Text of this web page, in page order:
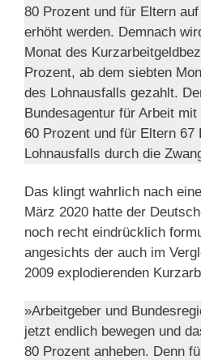
80 Prozent und für Eltern
erhöht werden. Demnach
Monat des
Prozent, ab dem siebten
des Lohnausfalls gezahlt.
Bundesagentur für Arbeit
60 Prozent und für Eltern 67
Lohnausfalls durch die
Das klingt wahrlich nach
März 2020 hatte der
noch recht eindrücklich
angesichts der auch im
2009 explodierenden
»Arbeitgeber und
jetzt endlich bewegen und
80 Prozent anheben. Denn